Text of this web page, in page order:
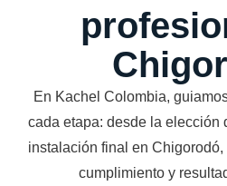
En Kachel Colombia,
cada etapa: desde la elección
instalación final en
cumplimiento y